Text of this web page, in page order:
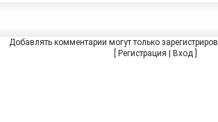
Добавлять комментарии могут только
Регистрация Вход